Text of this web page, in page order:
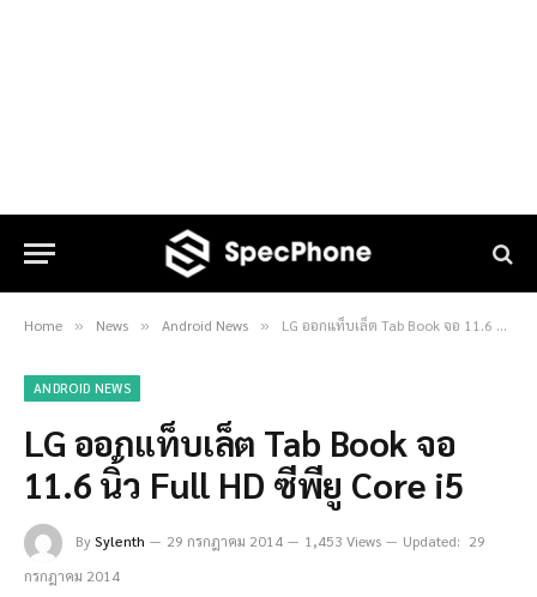
Home » News » Android News » LG ออกแท็บเล็ต Tab Book จอ 11.6 นิ้ว Full HD ซีพียู Core i5
ANDROID NEWS
LG ออกแท็บเล็ต Tab Book จอ
11.6 นิ้ว Full HD ซีพียู Core i5
BySylenth 29 กรกฎาคม 2014 1,453 Views Updated: 29
กรกฎาคม 2014